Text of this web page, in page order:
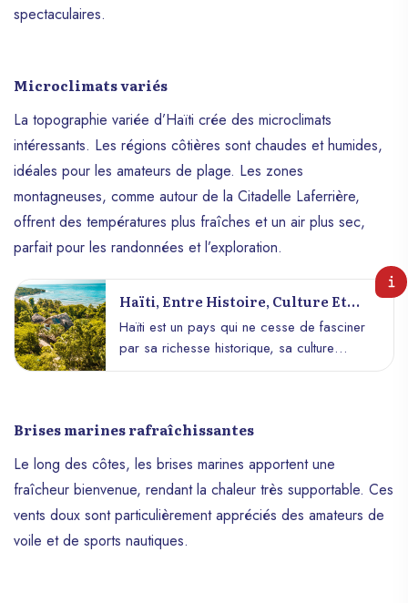
spectaculaires.
Microclimats variés
La topographie variée d’Haïti crée des microclimats
intéressants. Les régions côtières sont chaudes et humides,
idéales pour les amateurs de plage. Les zones
montagneuses, comme autour de la Citadelle Laferrière,
offrent des températures plus fraîches et un air plus sec,
parfait pour les randonnées et l’exploration.
Haïti, Entre Histoire, Culture Et
Beauté Naturelle : Un Pays À
Découvrir
Haïti est un pays qui ne cesse de fasciner
par sa richesse historique, sa culture
vibrante et sa beauté naturelle
découverts. Ce pays unique des
Caraïbes, marquée par des siècles
d’histoire, une culture diversifiée et des
paysages à couper le souffle, offre une
expérience de voyage inoubliable. Suivez-
nous à la découverte de ce joyau du
Brises marines rafraîchissantes
Le long des côtes, les brises marines apportent une
fraîcheur bienvenue, rendant la chaleur très supportable. Ces
vents doux sont particulièrement appréciés des amateurs de
voile et de sports nautiques.